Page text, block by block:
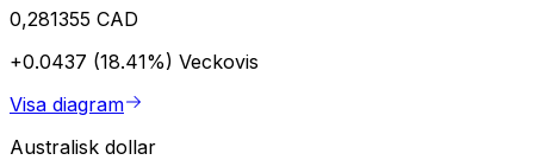
0,281355 CAD
+0.0437 (18.41%) Veckovis
Visa diagram
Australisk dollar